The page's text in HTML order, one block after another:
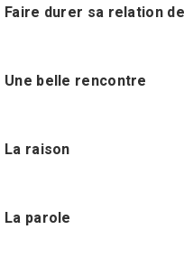
Faire durer sa relation
Une belle rencontre
La raison
La parole